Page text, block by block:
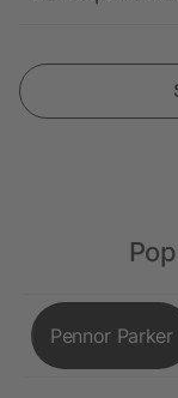
Pennor Parker